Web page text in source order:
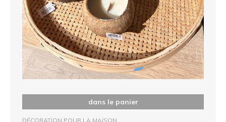
dans le panier
DÉCORATION POUR LA MAISON